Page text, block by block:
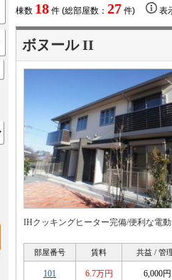
棟数 18 件 (総部屋数： 27 件) 表
ボヌール II
IHクッキングヒーター完備/便利な電
部屋番号 賃料 共益 / 管
101 6.7万円 6,000